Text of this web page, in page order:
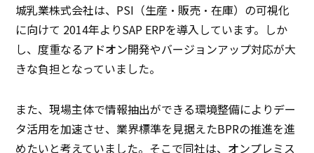
城乳業株式会社は、PSI（生産・販売・在庫）の可視化
に向けて 2014年よりSAP ERPを導入しています。しか
し、度重なるアドオン開発やバージョンアップ対応が大
きな負担となっていました。
また、現場主体で情報抽出ができる環境整備によりデー
タ活用を加速させ、業界標準を見据えたBPRの推進を進
めたいと考えていました。そこで同社は、オンプレミス